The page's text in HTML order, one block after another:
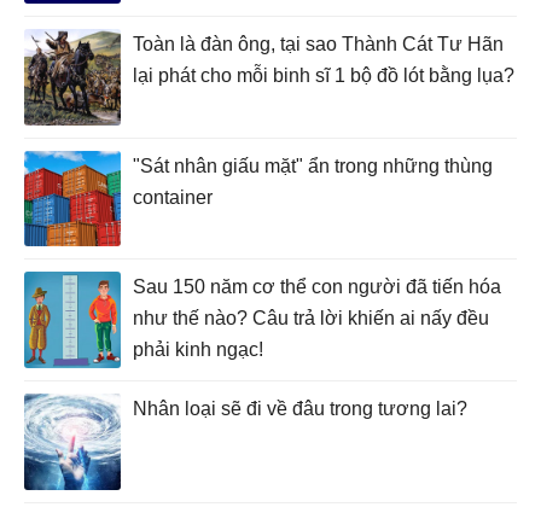
Toàn là đàn ông, tại sao Thành Cát Tư Hãn
lại phát cho mỗi binh sĩ 1 bộ đồ lót bằng lụa?
"Sát nhân giấu mặt" ẩn trong những thùng
container
Sau 150 năm cơ thể con người đã tiến hóa
như thế nào? Câu trả lời khiến ai nấy đều
phải kinh ngạc!
Nhân loại sẽ đi về đâu trong tương lai?